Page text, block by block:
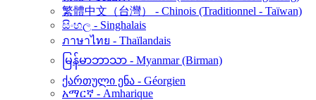
繁體中文（台灣） - Chinois (Traditionnel - Taïwan)
සිංහල - Singhalais
ภาษาไทย - Thaïlandais
မြန်မာဘာသာ - Myanmar (Birman)
ქართული ენა - Géorgien
አማርኛ - Amharique